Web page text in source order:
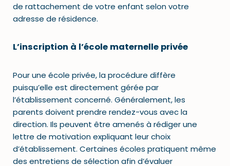
de rattachement de votre enfant selon votre
adresse de résidence.
L’inscription à l’école maternelle privée
Pour une école privée, la procédure diffère
puisqu’elle est directement gérée par
l’établissement concerné. Généralement, les
parents doivent prendre rendez-vous avec la
direction. Ils peuvent être amenés à rédiger une
lettre de motivation expliquant leur choix
d’établissement. Certaines écoles pratiquent même
des entretiens de sélection afin d’évaluer